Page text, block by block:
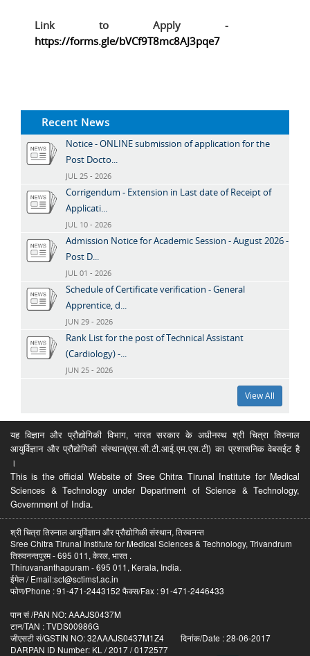
Link to Apply -
https://forms.gle/bVCf9T8mc8AJ3pqe7
Recent News
Notice - ONLINE submission of application for the
Post Docto...
JUL 25 - 2026
Corrigendum - Extension in Last date of Receipt of
Applicati...
JUL 10 - 2026
Admission Notice for Academic Session - August 2026 -
Post D...
JUL 01 - 2026
Schedule of Certificate verification - General
Apprentice, d...
JUN 29 - 2026
Rank List for the post of Technical Assistant
(Cardiology) -...
JUN 25 - 2026
View All
यह विज्ञान और प्रौद्योगिकी विभाग, भारत सरकार के अधीनस्थ श्री चित्रा तिरुनाल
आयुर्विज्ञान और प्रौद्योगिकी संस्थान(एस.सी.टी.आई.एम.एस.टी) का प्रशासनिक वेबसईट है
।
This is the official Website of Sree Chitra Tirunal Institute for Medical
Sciences & Technology under Department of Science & Technology,
Government of India.
श्री चित्रा तिरुनाल आयुर्विज्ञान और प्रौद्योगिकी संस्थान, तिरुवनन्त
Sree Chitra Tirunal Institute for Medical Sciences & Technology, Trivandrum
तिरुवनन्तपुरम - 695 011, केरल, भारत .
Thiruvananthapuram - 695 011, Kerala, India.
ईमेल / Email:sct@sctimst.ac.in
फोण/Phone : 91-471-2443152 फैक्स/Fax : 91-471-2446433
पान सं /PAN NO: AAAJS0437M
टान/TAN : TVDS00986G
जीएसटी सं/GSTIN NO: 32AAAJS0437M1Z4 दिनांक/Date : 28-06-2017
DARPAN ID Number: KL / 2017 / 0172577